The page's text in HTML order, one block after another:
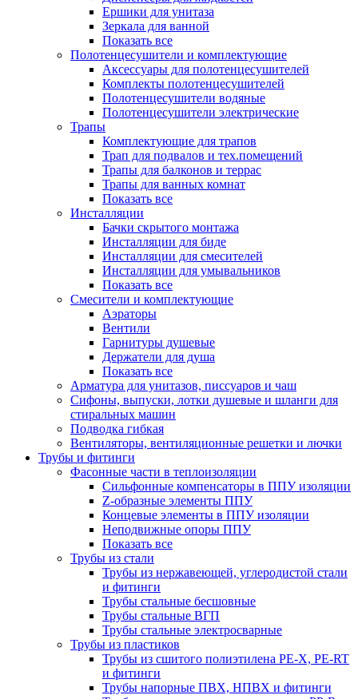
Ершики для унитаза
Зеркала для ванной
Показать все
Полотенцесушители и комплектующие
Аксессуары для полотенцесушителей
Комплекты полотенцесушителей
Полотенцесушители водяные
Полотенцесушители электрические
Трапы
Комплектующие для трапов
Трап для подвалов и тех.помещений
Трапы для балконов и террас
Трапы для ванных комнат
Показать все
Инсталляции
Бачки скрытого монтажа
Инсталляции для биде
Инсталляции для смесителей
Инсталляции для умывальников
Показать все
Смесители и комплектующие
Аэраторы
Вентили
Гарнитуры душевые
Держатели для душа
Показать все
Арматура для унитазов, писсуаров и чаш
Сифоны, выпуски, лотки душевые и шланги для
стиральных машин
Подводка гибкая
Вентиляторы, вентиляционные решетки и лючки
Трубы и фитинги
Фасонные части в теплоизоляции
Cильфонные компенсаторы в ППУ изоляции
Z-образные элементы ППУ
Концевые элементы в ППУ изоляции
Неподвижные опоры ППУ
Показать все
Трубы из стали
Трубы из нержавеющей, углеродистой стали
и фитинги
Трубы стальные бесшовные
Трубы стальные ВГП
Трубы стальные электросварные
Трубы из пластиков
Трубы из сшитого полиэтилена PE-X, PE-RT
и фитинги
Трубы напорные ПВХ, НПВХ и фитинги